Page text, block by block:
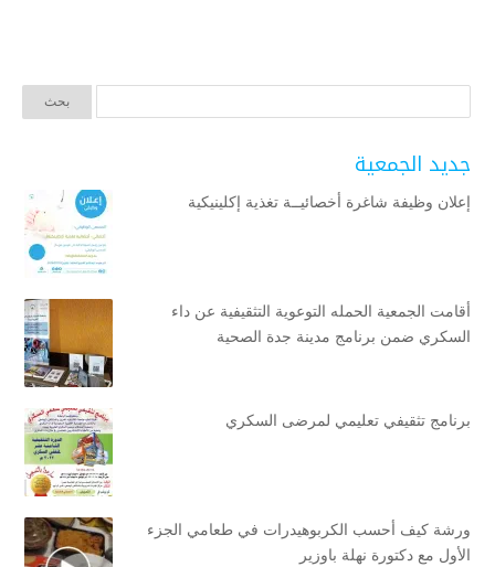
جديد الجمعية
إعلان وظيفة شاغرة أخصائيــة تغذية إكلينيكية
أقامت الجمعية الحمله التوعوية التثقيفية عن داء
السكري ضمن برنامج مدينة جدة الصحية
برنامج تثقيفي تعليمي لمرضى السكري
ورشة كيف أحسب الكربوهيدرات في طعامي الجزء
الأول مع دكتورة نهلة باوزير